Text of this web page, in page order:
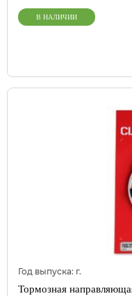
В НАЛИЧИИ
Год выпуска: г.
Тормозная